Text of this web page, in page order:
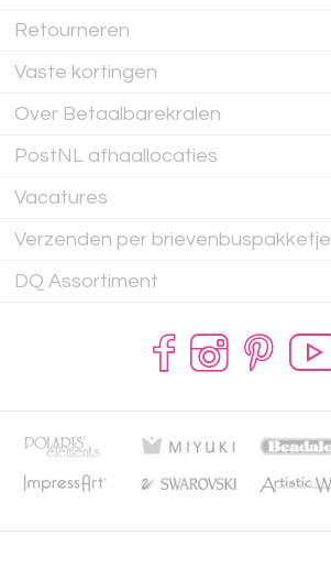
Retourneren
Vaste kortingen
Over Betaalbarekralen
PostNL afhaallocaties
Vacatures
Verzenden per brievenbuspakketje
DQ Assortiment